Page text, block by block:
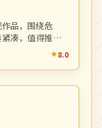
品，围绕危
凑，值得推荐
8.0